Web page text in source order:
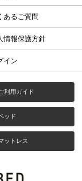
あるご質問
情報保護方針
イン
ご利用ガイド
ッド
ットレス